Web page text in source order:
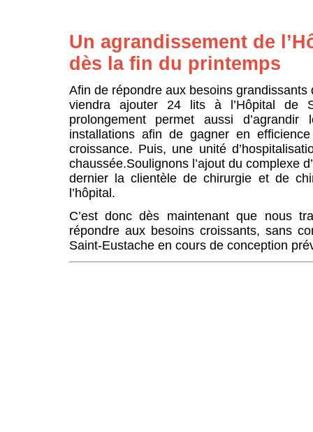
Un agrandissement de
dès la fin du printemps
Afin de répondre aux besoins
viendra ajouter 24 lits à l’Hôpital de
prolongement permet aussi
installations afin de gagner en
croissance. Puis, une unité
chaussée.Soulignons l’ajout du complexe
dernier la clientèle de chirurgie et de
l’hôpital.
C’est donc dès maintenant que nous
répondre aux besoins croissants, sans
Saint-Eustache en cours de conception